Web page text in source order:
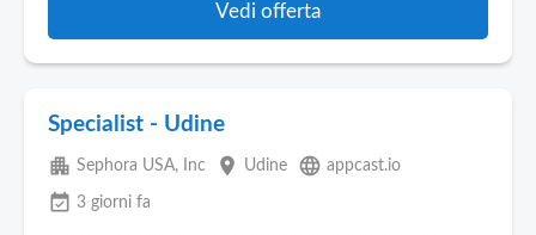
Vedi offerta
Specialist - Udine
apartment Sephora USA, Inc place Udine language appcast.io
event_available 3 giorni fa